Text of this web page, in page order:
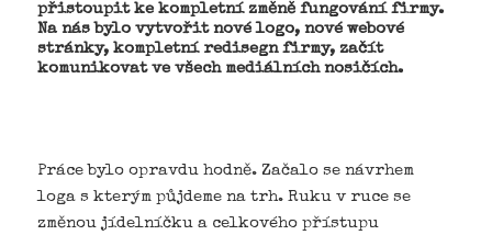
přistoupit ke kompletní změně fungování firmy.
Na nás bylo vytvořit nové logo, nové webové
stránky, kompletní redisegn firmy, začít
komunikovat ve všech mediálních nosičích.
Práce bylo opravdu hodně. Začalo se návrhem
loga s kterým půjdeme na trh. Ruku v ruce se
změnou jídelníčku a celkového přístupu